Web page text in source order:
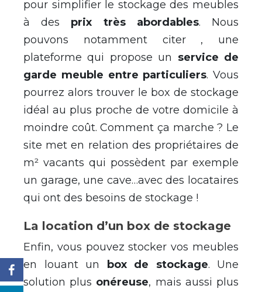
pour simplifier le stockage des meubles
à des prix très abordables. Nous
pouvons notamment citer , une
plateforme qui propose un service de
garde meuble entre particuliers. Vous
pourrez alors trouver le box de stockage
idéal au plus proche de votre domicile à
moindre coût. Comment ça marche ? Le
site met en relation des propriétaires de
m² vacants qui possèdent par exemple
un garage, une cave…avec des locataires
qui ont des besoins de stockage !
La location d’un box de stockage
Enfin, vous pouvez stocker vos meubles
en louant un box de stockage. Une
solution plus onéreuse, mais aussi plus